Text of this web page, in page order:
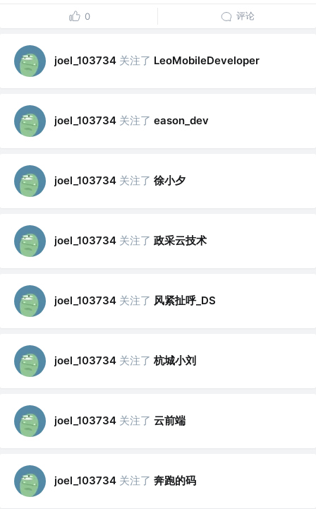
0 评论
joel_103734 关注了 LeoMobileDeveloper
joel_103734 关注了 eason_dev
joel_103734 关注了 徐小夕
joel_103734 关注了 政采云技术
joel_103734 关注了 风紧扯呼_DS
joel_103734 关注了 杭城小刘
joel_103734 关注了 云前端
joel_103734 关注了 奔跑的码